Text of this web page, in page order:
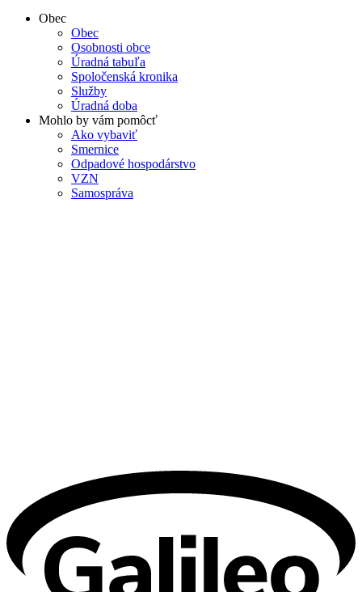
Obec
Obec
Osobnosti obce
Úradná tabuľa
Spoločenská kronika
Služby
Úradná doba
Mohlo by vám pomôcť
Ako vybaviť
Smernice
Odpadové hospodárstvo
VZN
Samospráva